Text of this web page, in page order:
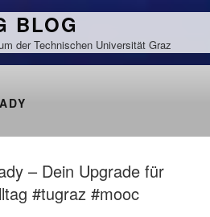
BLOG
der Technischen Universität Graz
– Dein Upgrade für
#tugraz #mooc